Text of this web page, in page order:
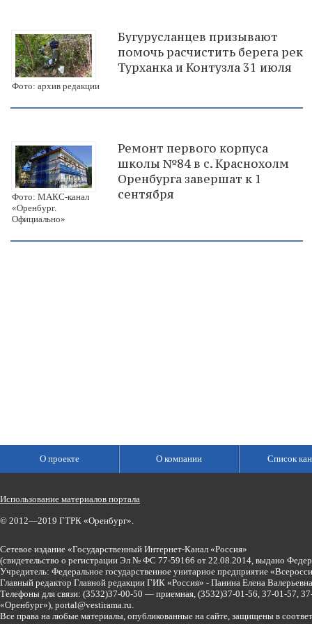
Фото: архив редакции
Бугурусланцев призывают
помочь расчистить берега рек
Турханка и Контузла 31 июля
Фото: МАКС-канал
«Оренбург.
Официально»
Ремонт первого корпуса
школы №84 в с. Краснохолм
Оренбурга завершат к 1
сентября
О проекте О компании Список
Использование материалов портала
© 2012—2019 ГТРК «Оренбург».
Сетевое издание «Государственный Интернет-Канал «Россия»
(свидетельство о регистрации Эл № ФС 77-59166 от 22.08.2014, выдано
Учредитель: Федеральное государственное унитарное предприятие
Главный редактор Главной редакции ГИК «Россия» - Панина Елена
Телефоны для связи: (3532)37-00-50 — приемная, (3532)37-01-56, 37-01-57,
«Оренбург»), portal@vestirama.ru.
Все права на любые материалы, опубликованные на сайте, защищены в